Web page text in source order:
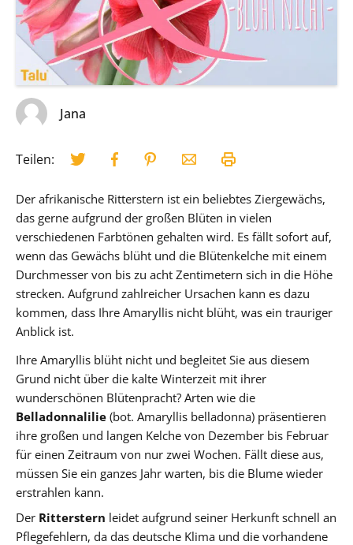
Jana
Teilen:
Der afrikanische Ritterstern ist ein beliebtes Ziergewächs,
das gerne aufgrund der großen Blüten in vielen
verschiedenen Farbtönen gehalten wird. Es fällt sofort auf,
wenn das Gewächs blüht und die Blütenkelche mit einem
Durchmesser von bis zu acht Zentimetern sich in die Höhe
strecken. Aufgrund zahlreicher Ursachen kann es dazu
kommen, dass Ihre Amaryllis nicht blüht, was ein trauriger
Anblick ist.
Ihre Amaryllis blüht nicht und begleitet Sie aus diesem
Grund nicht über die kalte Winterzeit mit ihrer
wunderschönen Blütenpracht? Arten wie die
Belladonnalilie (bot. Amaryllis belladonna) präsentieren
ihre großen und langen Kelche von Dezember bis Februar
für einen Zeitraum von nur zwei Wochen. Fällt diese aus,
müssen Sie ein ganzes Jahr warten, bis die Blume wieder
erstrahlen kann.
Der Ritterstern leidet aufgrund seiner Herkunft schnell an
Pflegefehlern, da das deutsche Klima und die vorhandene